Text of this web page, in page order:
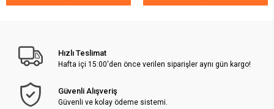
Hızlı Teslimat
Hafta içi 15:00'den önce verilen siparişler aynı gün kargo!
Güvenli Alışveriş
Güvenli ve kolay ödeme sistemi.